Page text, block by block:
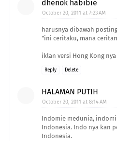
dhenok habibie
October 20, 2011 at 7:23 AM
harusnya dibawah
"ini ceritaku, mana
iklan versi Hong Kong nya
Reply Delete
HALAMAN PUTIH
October 20, 2011 at 8:14 AM
Indomie medunia,
Indonesia. Indo nya kan
Indonesia.